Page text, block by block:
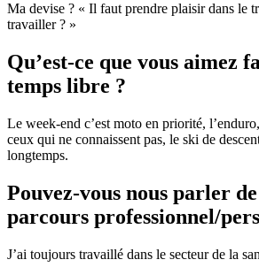
Ma devise ? « Il faut prendre plaisir dans le
travailler ? »
Qu’est-ce que vous aimez
temps libre ?
Le week-end c’est moto en priorité,
ceux qui ne connaissent pas, le ski de
longtemps.
Pouvez-vous nous parler
parcours professionnel/
J’ai toujours travaillé dans le secteur de la